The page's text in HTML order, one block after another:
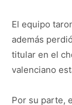
El equipo
además
titular en el
valenciano
Por su parte,